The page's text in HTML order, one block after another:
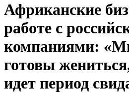
Африканские
работе с
компаниями:
готовы
идет период